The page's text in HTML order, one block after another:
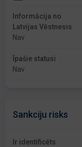
Informācija no
Latvijas Vēstnesis
Nav
Īpašie statusi
Nav
Sankciju risks
Ir identificēts